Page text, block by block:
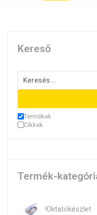
Kereső
Termékek
Cikkek
Termék-
!Oktatókészlet